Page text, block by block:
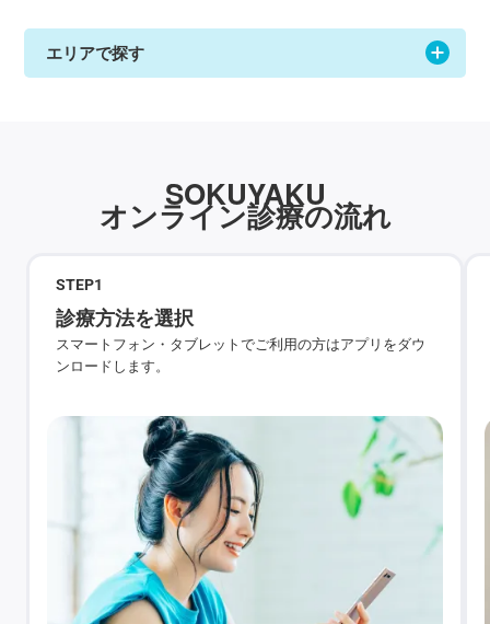
エリアで探す
SOKUYAKU
オンライン診療の流れ
STEP1
診療方法を選択
スマートフォン・タブレットでご利用の方はアプリをダウ
ンロードします。